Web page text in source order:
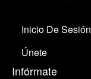
Inicio De Sesión
Únete
Infórmate